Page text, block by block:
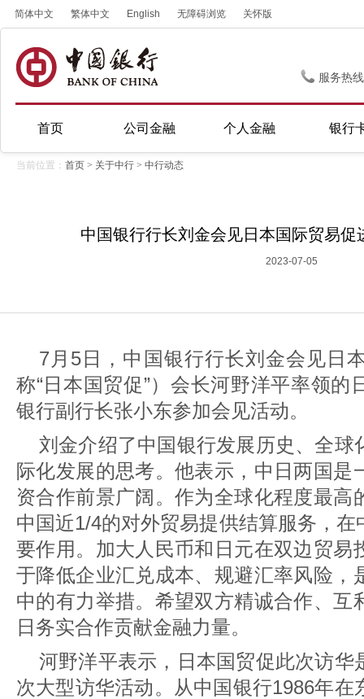
简体中文 繁体中文 English 无障碍浏览 关怀版
服务热
首页 公司金融 个人金融 银行
当前位置： 首页 > 关于中行 > 中行动态
中国银行行长刘金会见日本国际贸易促
2023-07-05
7月5日，中国银行行长刘金会见日
称“日本国贸促”）会长河野洋平率领的
银行副行长张小东参加会见活动。
刘金介绍了中国银行发展历史、全球
际化发展的思考。他表示，中日两国是
资合作前景广阔。作为全球化程度最高
中国近1/4的对外贸易提供结算服务，
要作用。加大人民币和日元在双边贸易
于降低企业汇兑成本、规避汇率风险，
中的有力举措。希望双方精诚合作、互
日务实合作贡献金融力量。
河野洋平表示，日本国贸促此次访华
次大型访华活动。从中国银行1986年在